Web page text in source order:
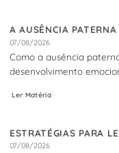
A AUSÊNCIA
07/08/2026
Como a ausência
desenvolvimento
Ler Matéria
ESTRATÉGIAS PARA
07/08/2026